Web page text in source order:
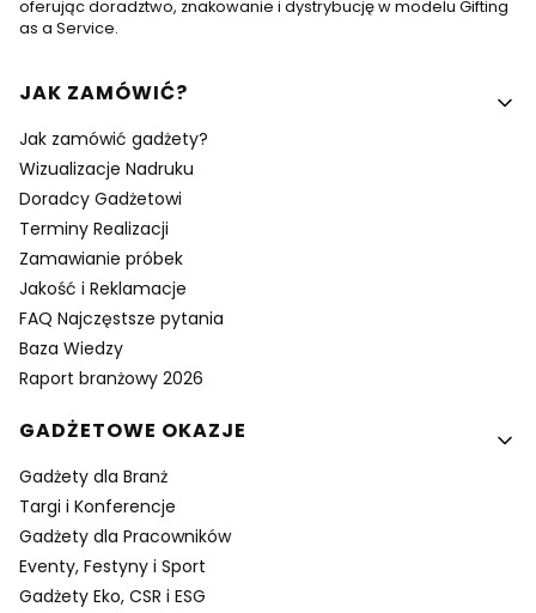
oferując doradztwo, znakowanie i dystrybucję w modelu Gifting
as a Service.
Linki w stopce
JAK ZAMÓWIĆ?
Jak zamówić gadżety?
Wizualizacje Nadruku
Doradcy Gadżetowi
Terminy Realizacji
Zamawianie próbek
Jakość i Reklamacje
FAQ Najczęstsze pytania
Baza Wiedzy
Raport branżowy 2026
GADŻETOWE OKAZJE
Gadżety dla Branż
Targi i Konferencje
Gadżety dla Pracowników
Eventy, Festyny i Sport
Gadżety Eko, CSR i ESG